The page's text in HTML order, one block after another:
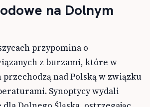
na Dolnym
przypomina o
z burzami, które w
nad Polską w związku
Synoptycy wydali